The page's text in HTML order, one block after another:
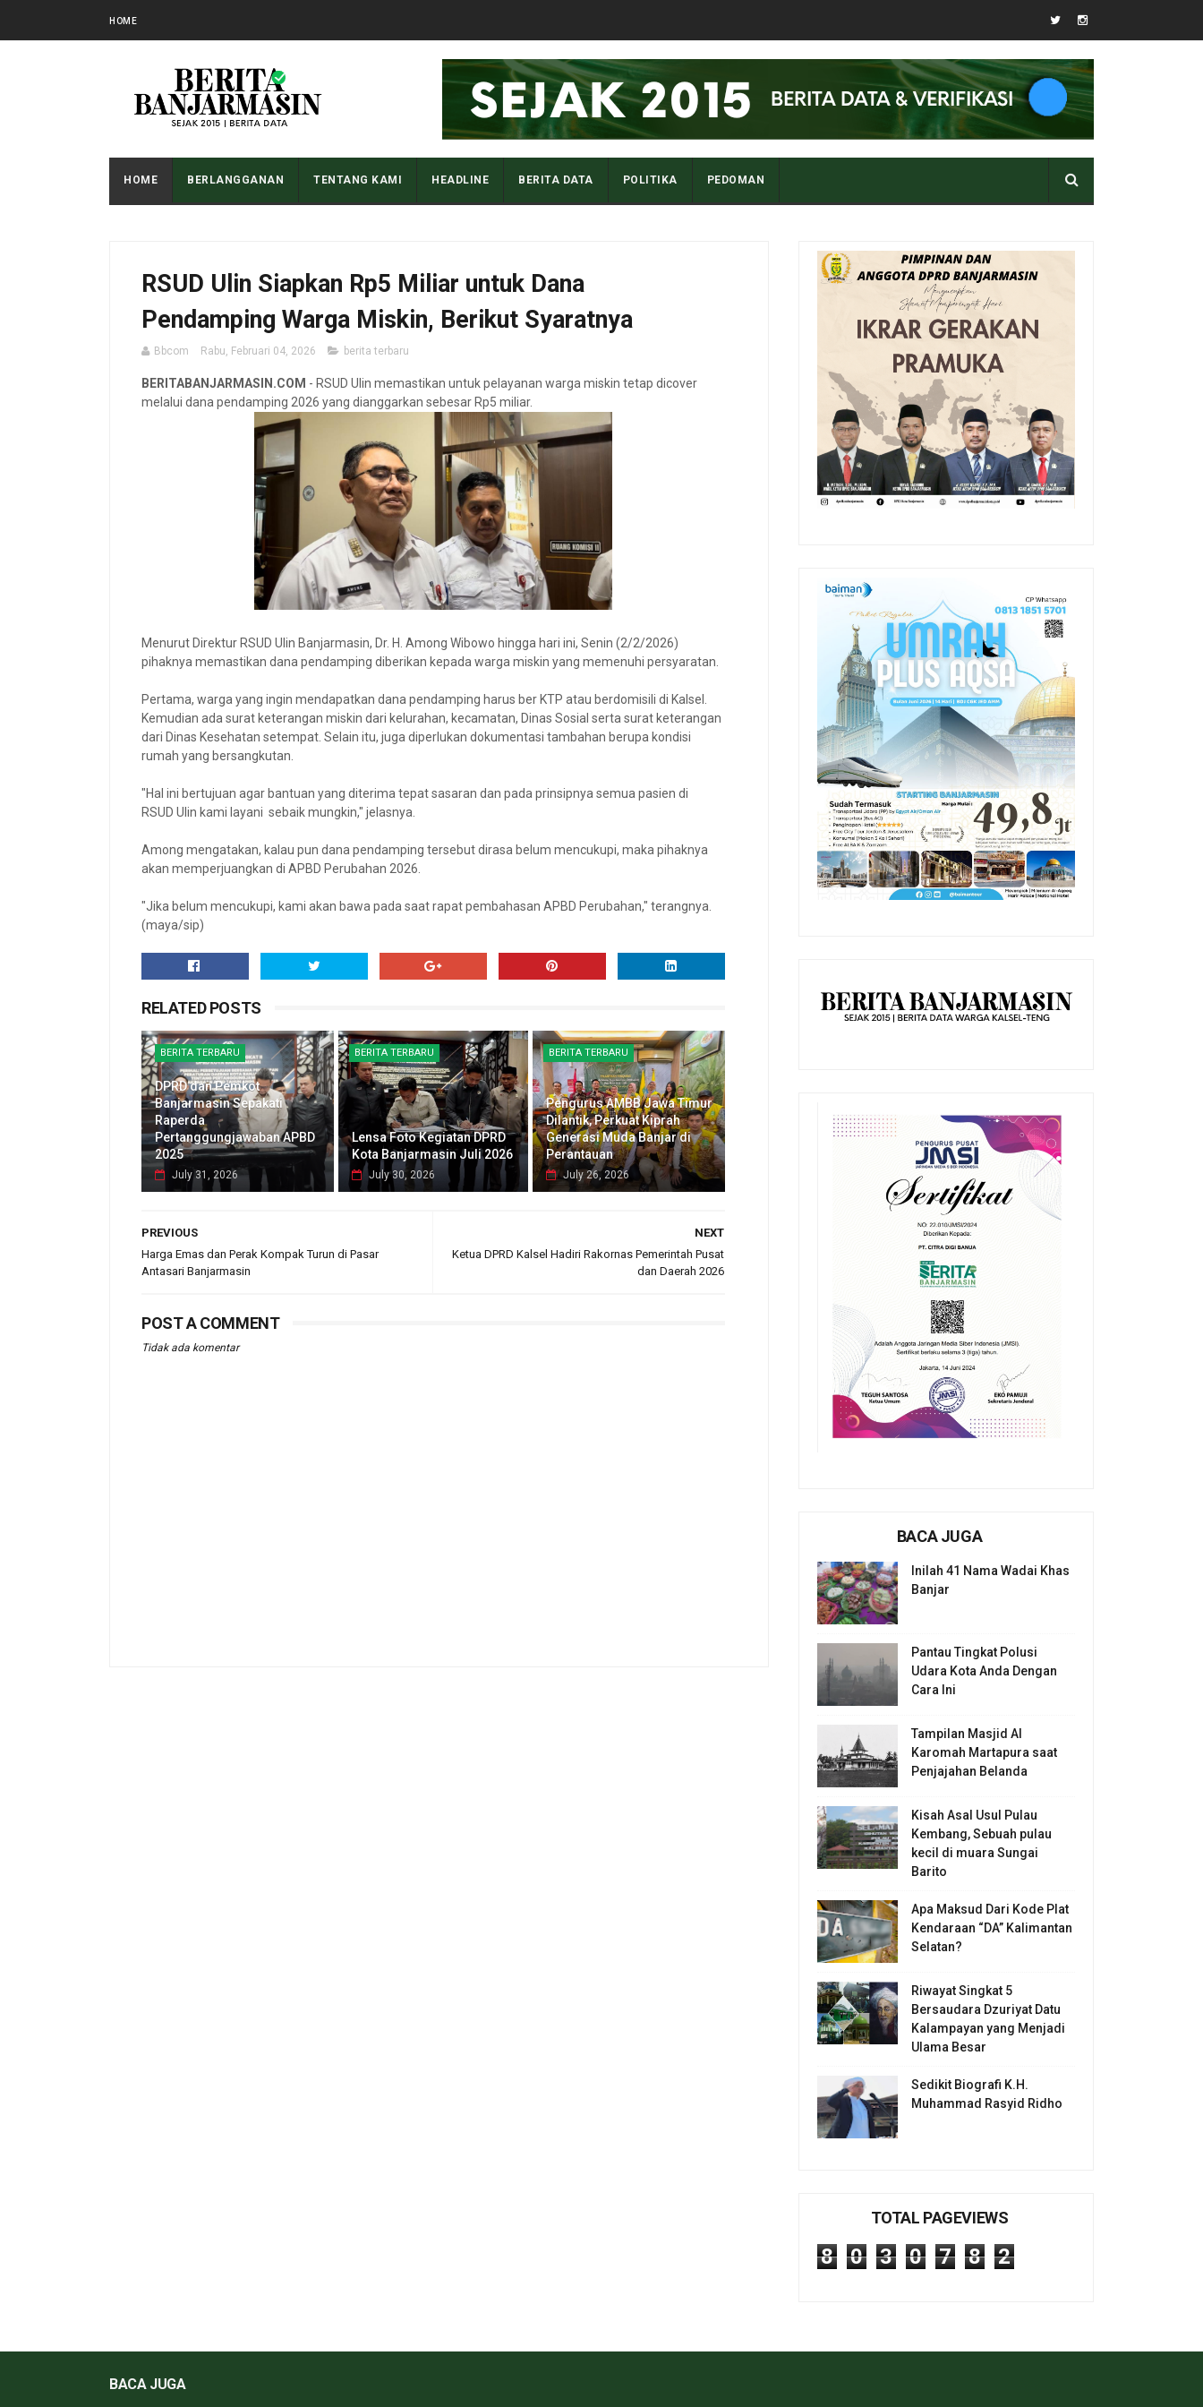
HOME
HOME BERLANGGANAN TENTANG KAMI HEADLINE BERITA DATA POLITIKA PEDOMAN
RSUD Ulin Siapkan Rp5 Miliar untuk Dana
Pendamping Warga Miskin, Berikut Syaratnya
Bbcom Rabu, Februari 04, 2026 berita terbaru
BERITABANJARMASIN.COM - RSUD Ulin memastikan untuk pelayanan warga miskin tetap dicover
melalui dana pendamping 2026 yang dianggarkan sebesar Rp5 miliar.
Menurut Direktur RSUD Ulin Banjarmasin, Dr. H. Among Wibowo hingga hari ini, Senin (2/2/2026)
pihaknya memastikan dana pendamping diberikan kepada warga miskin yang memenuhi persyaratan.
Pertama, warga yang ingin mendapatkan dana pendamping harus ber KTP atau berdomisili di Kalsel.
Kemudian ada surat keterangan miskin dari kelurahan, kecamatan, Dinas Sosial serta surat keterangan
dari Dinas Kesehatan setempat. Selain itu, juga diperlukan dokumentasi tambahan berupa kondisi
rumah yang bersangkutan.
"Hal ini bertujuan agar bantuan yang diterima tepat sasaran dan pada prinsipnya semua pasien di
RSUD Ulin kami layani sebaik mungkin," jelasnya.
Among mengatakan, kalau pun dana pendamping tersebut dirasa belum mencukupi, maka pihaknya
akan memperjuangkan di APBD Perubahan 2026.
"Jika belum mencukupi, kami akan bawa pada saat rapat pembahasan APBD Perubahan," terangnya.
(maya/sip)
RELATED POSTS
BERITA TERBARU
DPRD dan Pemkot
Banjarmasin Sepakati
Raperda
Pertanggungjawaban APBD
2025
July 31, 2026
BERITA TERBARU
Lensa Foto Kegiatan DPRD
Kota Banjarmasin Juli 2026
July 30, 2026
BERITA TERBARU
Pengurus AMBB Jawa Timur
Dilantik, Perkuat Kiprah
Generasi Muda Banjar di
Perantauan
July 26, 2026
NEXT
Ketua DPRD Kalsel Hadiri Rakornas Pemerintah Pusat
dan Daerah 2026
PREVIOUS
Harga Emas dan Perak Kompak Turun di Pasar
Antasari Banjarmasin
POST A COMMENT
Tidak ada komentar
BACA JUGA
Inilah 41 Nama Wadai Khas
Banjar
Pantau Tingkat Polusi
Udara Kota Anda Dengan
Cara Ini
Tampilan Masjid Al
Karomah Martapura saat
Penjajahan Belanda
Kisah Asal Usul Pulau
Kembang, Sebuah pulau
kecil di muara Sungai
Barito
Apa Maksud Dari Kode Plat
Kendaraan “DA” Kalimantan
Selatan?
Riwayat Singkat 5
Bersaudara Dzuriyat Datu
Kalampayan yang Menjadi
Ulama Besar
Sedikit Biografi K.H.
Muhammad Rasyid Ridho
TOTAL PAGEVIEWS
8 0 3 0 7 8 2
BACA JUGA